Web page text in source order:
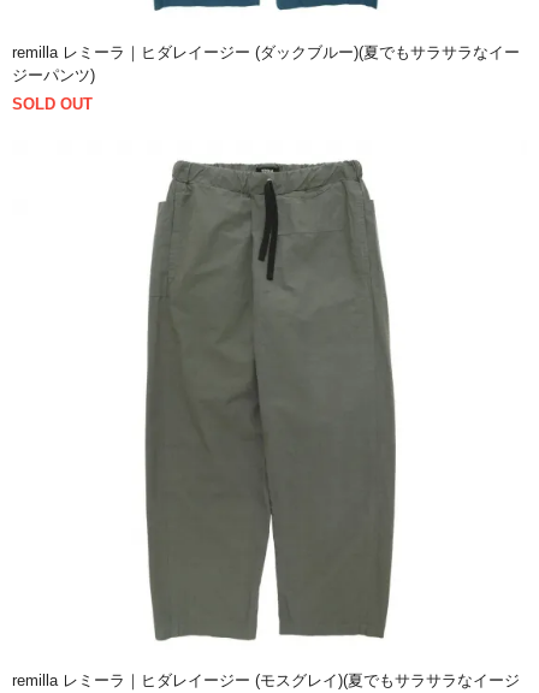
remilla レミーラ｜ヒダレイージー (ダックブルー)(夏でもサラサラなイー
ジーパンツ)
SOLD OUT
remilla レミーラ｜ヒダレイージー (モスグレイ)(夏でもサラサラなイージ